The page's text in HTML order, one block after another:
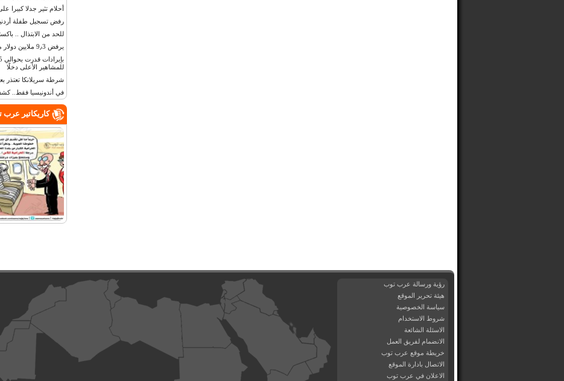
أحلام تثير جدلا كبيرا
رفض تسجيل طفلة
للحد من الابتذال ..
يرفض 9٫3 ملايين دولار مقابل لوحة أرقام سيارته
للمشاهير الأعلى دخلًا
شرطة سريلانكا تعتذر
في أندونيسيا فقط..
كاريكاتير
رؤية ورسالة عرب توب
هيئة تحرير الموقع
سياسة الخصوصية
شروط الاستخدام
الاسئلة الشائعة
الانضمام لفريق العمل
خريطة موقع عرب توب
الاتصال بادارة الموقع
الاعلان في عرب توب